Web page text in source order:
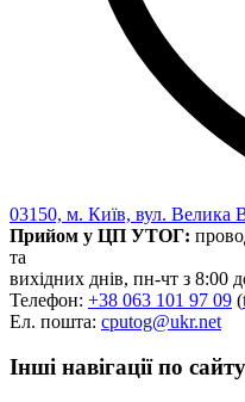
03150, м. Київ, вул. Велика
Прийом у ЦП УТОГ:
та
вихідних днів, пн-чт з 8:00
Телефон: +38 063 101 97 09 (
Ел. пошта: cputog@ukr.net
Інші навігації по сайту